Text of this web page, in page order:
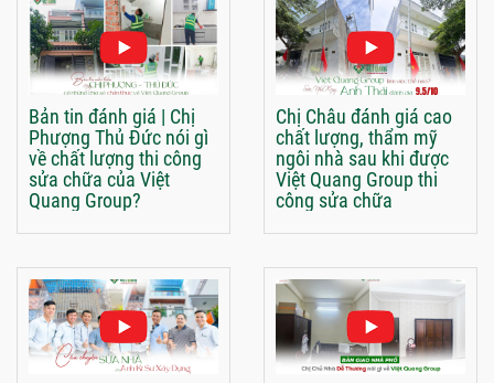
Bản tin đánh giá | Chị
Phượng Thủ Đức nói gì
về chất lượng thi công
sửa chữa của Việt
Quang Group?
Chị Châu đánh giá cao
chất lượng, thẩm mỹ
ngôi nhà sau khi được
Việt Quang Group thi
công sửa chữa